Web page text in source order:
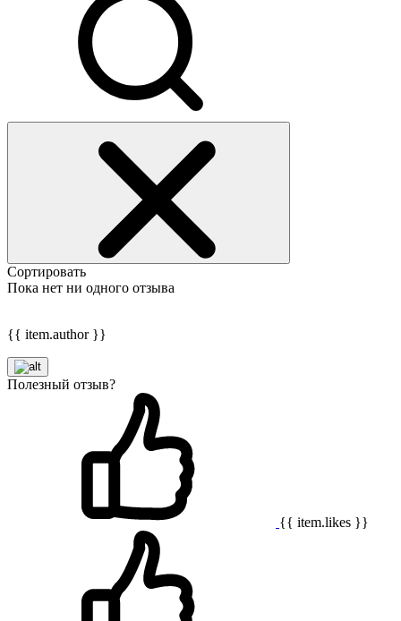
Сортировать
Пока нет ни одного отзыва
{{ item.author }}
Полезный отзыв?
{{ item.likes }}